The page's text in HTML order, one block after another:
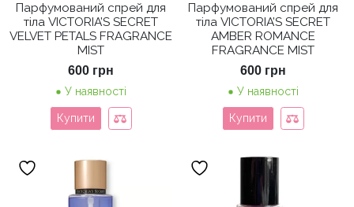
Парфумований спрей для
тіла VICTORIA’S SECRET
VELVET PETALS FRAGRANCE
MIST
600 грн
У наявності
Купити
Парфумований спрей для
тіла VICTORIA’S SECRET
AMBER ROMANCE
FRAGRANCE MIST
600 грн
У наявності
Купити